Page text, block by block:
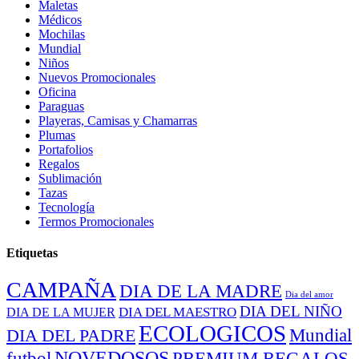
Maletas
Médicos
Mochilas
Mundial
Niños
Nuevos Promocionales
Oficina
Paraguas
Playeras, Camisas y Chamarras
Plumas
Portafolios
Regalos
Sublimación
Tazas
Tecnología
Termos Promocionales
Etiquetas
CAMPAÑA DIA DE LA MADRE Dia del amor
DIA DE LA MUJER DIA DEL MAESTRO DIA DEL NIÑO
DIA DEL PADREECOLOGICOS Mundial